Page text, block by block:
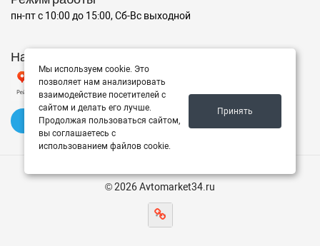
пн-пт с 10:00 до 15:00, Сб-Вс выходной
Наш рейтинг на Яндексе
✍️ Оставить отзыв
© 2026 Avtomarket34.ru
Мы используем cookie. Это
позволяет нам анализировать
взаимодействие посетителей с
сайтом и делать его лучше.
Продолжая пользоваться сайтом,
вы соглашаетесь с
использованием файлов cookie.
Принять